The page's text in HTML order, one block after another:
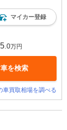
マイカー登録
.0万円
を検索
車買取相場を調べる